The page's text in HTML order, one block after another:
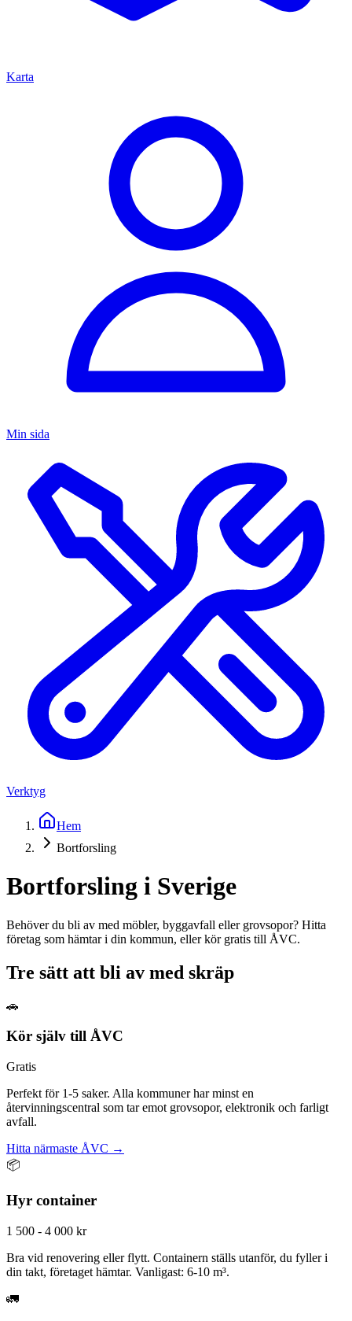
Karta
Min sida
Verktyg
Hem
Bortforsling
Bortforsling i Sverige
Behöver du bli av med möbler, byggavfall eller grovsopor? Hitta
företag som hämtar i din kommun, eller kör gratis till ÅVC.
Tre sätt att bli av med skräp
🚗
Kör själv till ÅVC
Gratis
Perfekt för 1-5 saker. Alla kommuner har minst en
återvinningscentral som tar emot grovsopor, elektronik och farligt
avfall.
Hitta närmaste ÅVC →
📦
Hyr container
1 500 - 4 000 kr
Bra vid renovering eller flytt. Containern ställs utanför, du fyller i
din takt, företaget hämtar. Vanligast: 6-10 m³.
🚛